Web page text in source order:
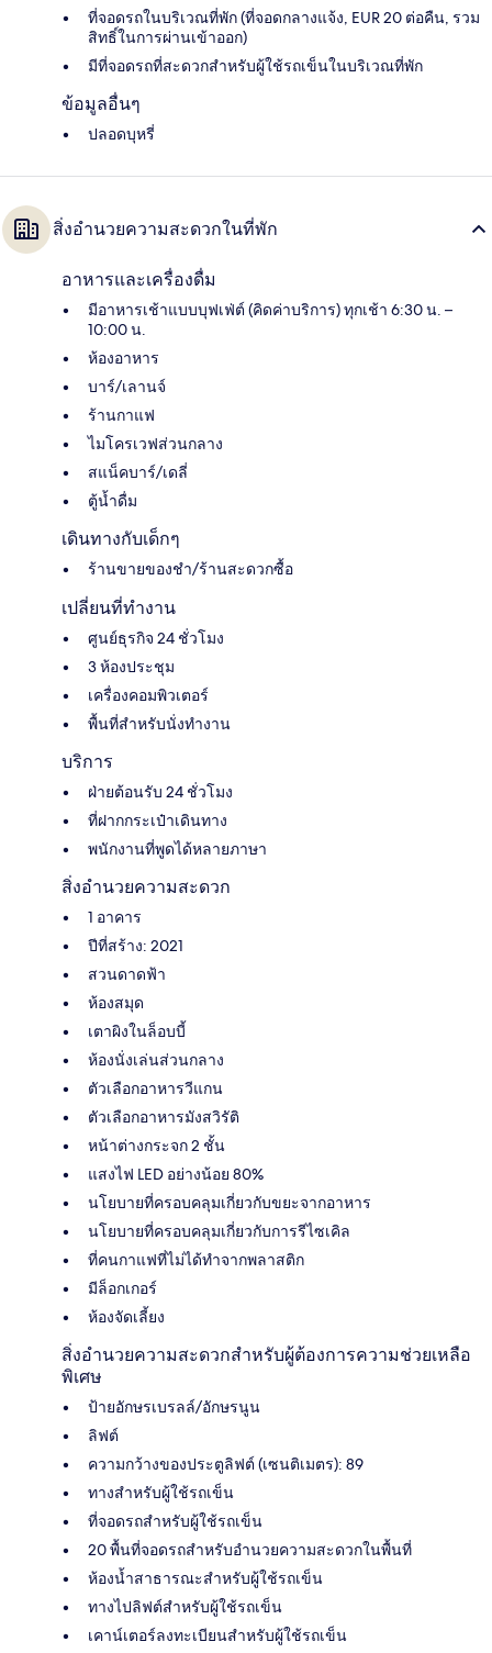
ที่จอดรถในบริเวณที่พัก (ที่จอดกลางแจ้ง, EUR 20 ต่อคืน, รวม
สิทธิ์ในการผ่านเข้าออก)
มีที่จอดรถที่สะดวกสำหรับผู้ใช้รถเข็นในบริเวณที่พัก
ข้อมูลอื่นๆ
ปลอดบุหรี่
สิ่งอำนวยความสะดวกในที่พัก
อาหารและเครื่องดื่ม
มีอาหารเช้าแบบบุฟเฟ่ต์ (คิดค่าบริการ) ทุกเช้า 6:30 น. –
10:00 น.
ห้องอาหาร
บาร์/เลานจ์
ร้านกาแฟ
ไมโครเวฟส่วนกลาง
สแน็คบาร์/เดลี่
ตู้น้ำดื่ม
เดินทางกับเด็กๆ
ร้านขายของชำ/ร้านสะดวกซื้อ
เปลี่ยนที่ทำงาน
ศูนย์ธุรกิจ 24 ชั่วโมง
3 ห้องประชุม
เครื่องคอมพิวเตอร์
พื้นที่สำหรับนั่งทำงาน
บริการ
ฝ่ายต้อนรับ 24 ชั่วโมง
ที่ฝากกระเป๋าเดินทาง
พนักงานที่พูดได้หลายภาษา
สิ่งอำนวยความสะดวก
1 อาคาร
ปีที่สร้าง: 2021
สวนดาดฟ้า
ห้องสมุด
เตาผิงในล็อบบี้
ห้องนั่งเล่นส่วนกลาง
ตัวเลือกอาหารวีแกน
ตัวเลือกอาหารมังสวิรัติ
หน้าต่างกระจก 2 ชั้น
แสงไฟ LED อย่างน้อย 80%
นโยบายที่ครอบคลุมเกี่ยวกับขยะจากอาหาร
นโยบายที่ครอบคลุมเกี่ยวกับการรีไซเคิล
ที่คนกาแฟที่ไม่ได้ทำจากพลาสติก
มีล็อกเกอร์
ห้องจัดเลี้ยง
สิ่งอำนวยความสะดวกสำหรับผู้ต้องการความช่วยเหลือ
พิเศษ
ป้ายอักษรเบรลล์/อักษรนูน
ลิฟต์
ความกว้างของประตูลิฟต์ (เซนติเมตร): 89
ทางสำหรับผู้ใช้รถเข็น
ที่จอดรถสำหรับผู้ใช้รถเข็น
20 พื้นที่จอดรถสำหรับอำนวยความสะดวกในพื้นที่
ห้องน้ำสาธารณะสำหรับผู้ใช้รถเข็น
ทางไปลิฟต์สำหรับผู้ใช้รถเข็น
เคาน์เตอร์ลงทะเบียนสำหรับผู้ใช้รถเข็น